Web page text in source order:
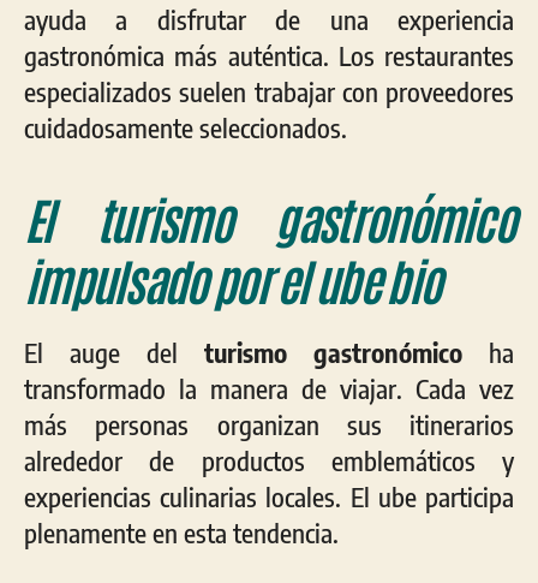
ayuda a disfrutar de una experiencia
gastronómica más auténtica. Los restaurantes
especializados suelen trabajar con proveedores
cuidadosamente seleccionados.
El turismo gastronómico
impulsado por el ube bio
El auge del turismo gastronómico ha
transformado la manera de viajar. Cada vez
más personas organizan sus itinerarios
alrededor de productos emblemáticos y
experiencias culinarias locales. El ube participa
plenamente en esta tendencia.